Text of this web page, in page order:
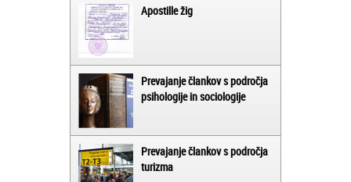
Apostille žig
Prevajanje člankov s področja
psihologije in sociologije
Prevajanje člankov s področja
turizma